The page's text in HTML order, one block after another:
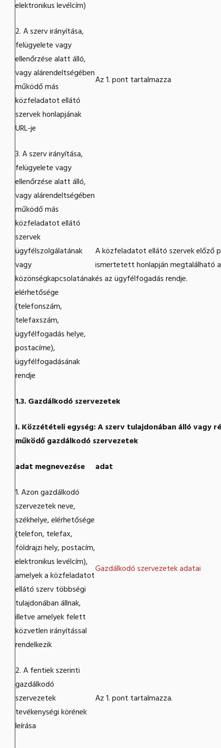
elektronikus levélcím)
2. A szerv irányítása,
felügyelete vagy
ellenőrzése alatt álló,
vagy alárendeltségében
működő más
közfeladatot ellátó
szervek honlapjának
URL-je
Az 1. pont tartalmazza
3. A szerv irányítása,
felügyelete vagy
ellenőrzése alatt álló,
vagy alárendeltségében
működő más
közfeladatot ellátó
szervek
ügyfélszolgálatának
vagy
közönségkapcsolatának
elérhetősége
(telefonszám,
telefaxszám,
ügyfélfogadás helye,
postacíme),
ügyfélfogadásának
rendje
A közfeladatot ellátó szervek előző
ismertetett honlapján megtalálható
és az ügyfélfogadás rendje.
1.3. Gazdálkodó szervezetek
I. Közzétételi egység: A szerv tulajdonában álló vagy
működő gazdálkodó szervezetek
adat megnevezése
adat
1. Azon gazdálkodó
szervezetek neve,
székhelye, elérhetősége
(telefon, telefax,
földrajzi hely, postacím,
elektronikus levélcím),
amelyek a közfeladatot
ellátó szerv többségi
tulajdonában állnak,
illetve amelyek felett
közvetlen irányítással
rendelkezik
Gazdálkodó szervezetek adatai
2. A fentiek szerinti
gazdálkodó
szervezetek
tevékenységi körének
leírása
Az 1. pont tartalmazza.